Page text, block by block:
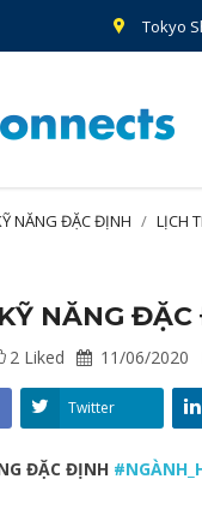
Tokyo
NĂNG ĐẶC ĐỊNH LỊCH
NĂNG
2 Liked 11/06/2020
Twitter
ĐẶC ĐỊNH #